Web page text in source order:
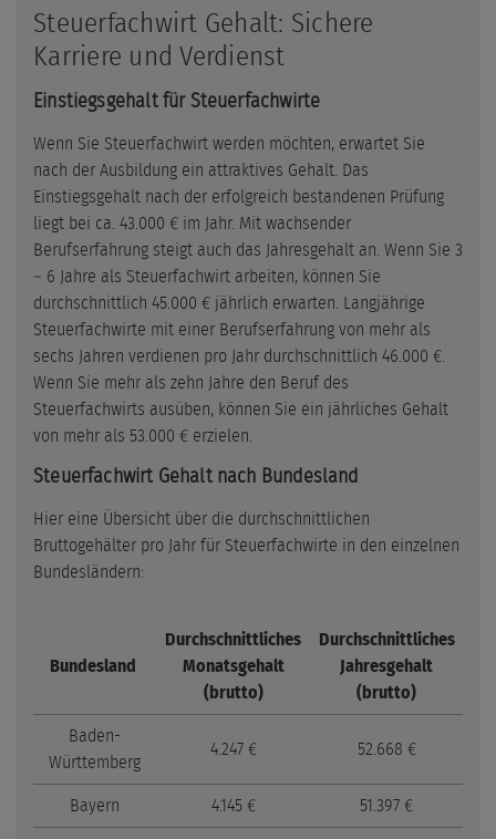
Steuerfachwirt Gehalt: Sichere
Karriere und Verdienst
Einstiegsgehalt für Steuerfachwirte
Wenn Sie Steuerfachwirt werden möchten, erwartet Sie
nach der Ausbildung ein attraktives Gehalt. Das
Einstiegsgehalt nach der erfolgreich bestandenen Prüfung
liegt bei ca. 43.000 € im Jahr. Mit wachsender
Berufserfahrung steigt auch das Jahresgehalt an. Wenn Sie 3
– 6 Jahre als Steuerfachwirt arbeiten, können Sie
durchschnittlich 45.000 € jährlich erwarten. Langjährige
Steuerfachwirte mit einer Berufserfahrung von mehr als
sechs Jahren verdienen pro Jahr durchschnittlich 46.000 €.
Wenn Sie mehr als zehn Jahre den Beruf des
Steuerfachwirts ausüben, können Sie ein jährliches Gehalt
von mehr als 53.000 € erzielen.
Steuerfachwirt Gehalt nach Bundesland
Hier eine Übersicht über die durchschnittlichen
Bruttogehälter pro Jahr für Steuerfachwirte in den einzelnen
Bundesländern:
Bundesland
Durchschnittliches
Monatsgehalt
(brutto)
Durchschnittliches
Jahresgehalt
(brutto)
Baden-
Württemberg
4.247 € 52.668 €
Bayern 4.145 € 51.397 €